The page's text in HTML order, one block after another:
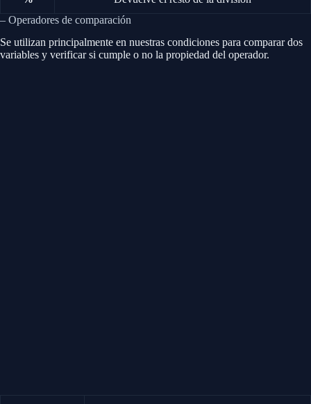
– Operadores de comparación
Se utilizan principalmente en nuestras condiciones para comparar dos
variables y verificar si cumple o no la propiedad del operador.